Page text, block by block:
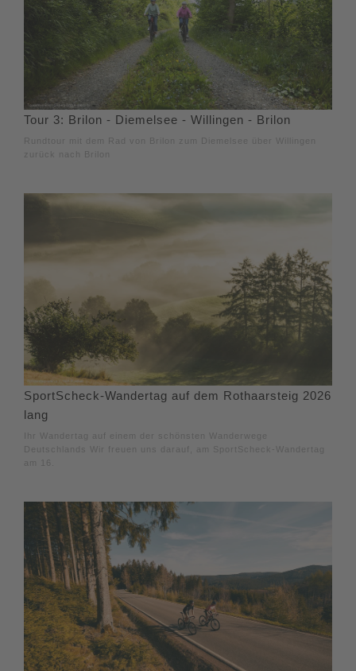
Tour 3: Brilon - Diemelsee - Willingen - Brilon
Rundtour mit dem Rad von Brilon zum Diemelsee über Willingen
zurück nach Brilon
SportScheck-Wandertag auf dem Rothaarsteig 2026
lang
Ihr Wandertag auf einem der schönsten Wanderwege
Deutschlands Wir freuen uns darauf, am SportScheck-Wandertag
am 16.